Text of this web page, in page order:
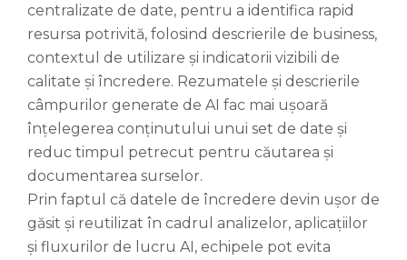
centralizate de date, pentru a identifica rapid
resursa potrivită, folosind descrierile de business,
contextul de utilizare și indicatorii vizibili de
calitate și încredere. Rezumatele și descrierile
câmpurilor generate de AI fac mai ușoară
înțelegerea conținutului unui set de date și
reduc timpul petrecut pentru căutarea și
documentarea surselor.
Prin faptul că datele de încredere devin ușor de
găsit și reutilizat în cadrul analizelor, aplicațiilor
și fluxurilor de lucru AI, echipele pot evita